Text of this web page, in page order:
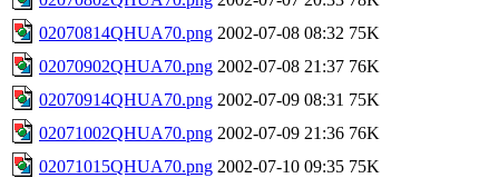
02070814QHUA70.png 2002-07-08 08:32 75K
02070902QHUA70.png 2002-07-08 21:37 76K
02070914QHUA70.png 2002-07-09 08:31 75K
02071002QHUA70.png 2002-07-09 21:36 76K
02071015QHUA70.png 2002-07-10 09:35 75K